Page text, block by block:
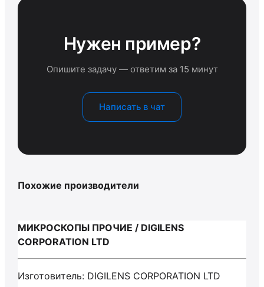
Нужен пример?
Опишите задачу — ответим за 15 минут
Написать в чат
Похожие производители
МИКРОСКОПЫ ПРОЧИЕ / DIGILENS
CORPORATION LTD
Изготовитель: DIGILENS CORPORATION LTD